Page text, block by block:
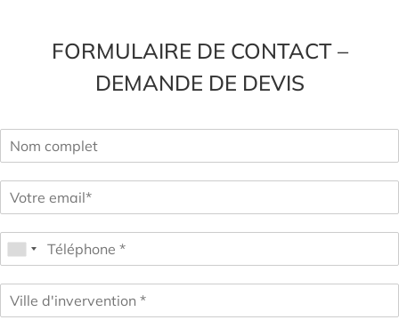
FORMULAIRE DE CONTACT –
DEMANDE DE DEVIS